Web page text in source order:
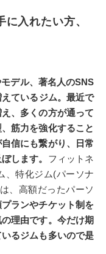
入れたい方、
デル、著名人のSNS
ているジム。 最近で
、多くの方が通って
筋力を強化すること
信にも繋がり、日常
します。 フィットネ
、特化ジム(パーソナ
、高額だったパーソ
ランやチケット制を
理由です。今だけ期
るジムも多いので是